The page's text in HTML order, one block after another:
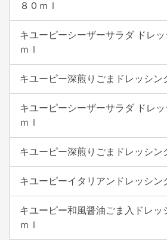
８０ｍｌ
キユーピーシーザーサラダ ドレッ
ｍｌ
キユーピー深煎りごまドレッシン
キユーピーシーザーサラダ ドレッ
ｍｌ
キユーピー深煎りごまドレッシン
キユーピーイタリアンドレッシン
キユーピー和風醤油ごま入ドレッ
ｍｌ